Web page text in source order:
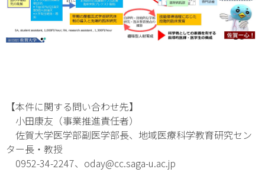
【本件に関する問い合わせ先】
小田康友（事業推進責任者）
佐賀大学医学部副医学部長、地域医療科学教育研究セン
ター長・教授
0952-34-2247、oday@cc.saga-u.ac.jp